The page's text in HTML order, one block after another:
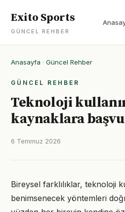
Exito Sports
GÜNCEL REHBER
Anasayfa · Güncel Rehber
GÜNCEL REHBER
Teknoloji
kaynaklara
6 Temmuz 2026
Bireysel farklılıklar, teknoloji
benimsenecek yöntemleri